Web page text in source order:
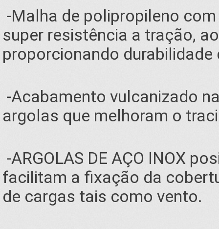
-Malha de polipropileno
super resistência a tração,
proporcionando
-Acabamento vulcanizado
argolas que melhoram o
-ARGOLAS DE AÇO INOX
facilitam a fixação da
de cargas tais como vento.